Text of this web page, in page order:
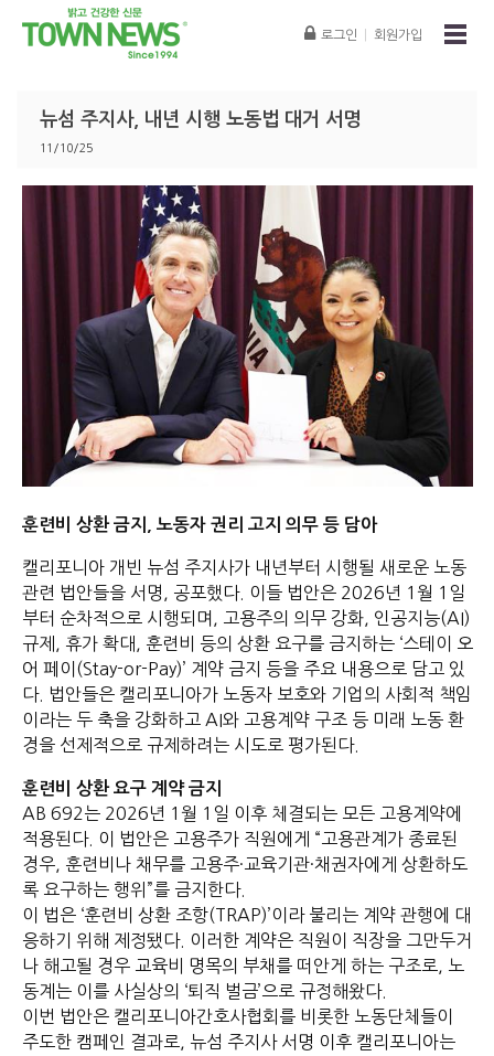
로그인 회원가입
뉴섬 주지사, 내년 시행 노동법 대거 서명
11/10/25
훈련비 상환 금지, 노동자 권리 고지 의무 등 담아
캘리포니아 개빈 뉴섬 주지사가 내년부터 시행될 새로운 노동
관련 법안들을 서명, 공포했다. 이들 법안은 2026년 1월 1일
부터 순차적으로 시행되며, 고용주의 의무 강화, 인공지능(AI)
규제, 휴가 확대, 훈련비 등의 상환 요구를 금지하는 ‘스테이 오
어 페이(Stay-or-Pay)’ 계약 금지 등을 주요 내용으로 담고 있
다. 법안들은 캘리포니아가 노동자 보호와 기업의 사회적 책임
이라는 두 축을 강화하고 AI와 고용계약 구조 등 미래 노동 환
경을 선제적으로 규제하려는 시도로 평가된다.
훈련비 상환 요구 계약 금지
AB 692는 2026년 1월 1일 이후 체결되는 모든 고용계약에
적용된다. 이 법안은 고용주가 직원에게 “고용관계가 종료된
경우, 훈련비나 채무를 고용주·교육기관·채권자에게 상환하도
록 요구하는 행위”를 금지한다.
이 법은 ‘훈련비 상환 조항(TRAP)’이라 불리는 계약 관행에 대
응하기 위해 제정됐다. 이러한 계약은 직원이 직장을 그만두거
나 해고될 경우 교육비 명목의 부채를 떠안게 하는 구조로, 노
동계는 이를 사실상의 ‘퇴직 벌금’으로 규정해왔다.
이번 법안은 캘리포니아간호사협회를 비롯한 노동단체들이
주도한 캠페인 결과로, 뉴섬 주지사 서명 이후 캘리포니아는